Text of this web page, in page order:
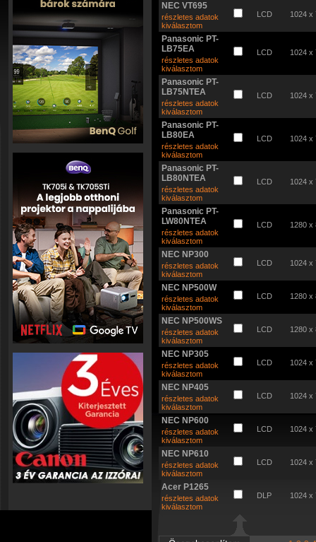
NEC VT695
részletes adatok
kiválasztom
LCD 1024 x
Panasonic PT-
LB75EA
részletes adatok
kiválasztom
LCD 1024 x
Panasonic PT-
LB75NTEA
részletes adatok
kiválasztom
LCD 1024 x
Panasonic PT-
LB80EA
részletes adatok
kiválasztom
LCD 1024 x
Panasonic PT-
LB80NTEA
részletes adatok
kiválasztom
LCD 1024 x
Panasonic PT-
LW80NTEA
részletes adatok
kiválasztom
LCD 1280 x
NEC NP300
részletes adatok
kiválasztom
LCD 1024 x
NEC NP500W
részletes adatok
kiválasztom
LCD 1280 x
NEC NP500WS
részletes adatok
kiválasztom
LCD 1280 x
NEC NP305
részletes adatok
kiválasztom
LCD 1024 x
NEC NP405
részletes adatok
kiválasztom
LCD 1024 x
NEC NP600
részletes adatok
kiválasztom
LCD 1024 x
NEC NP610
részletes adatok
kiválasztom
LCD 1024 x
Acer P1265
részletes adatok
kiválasztom
DLP 1024 x